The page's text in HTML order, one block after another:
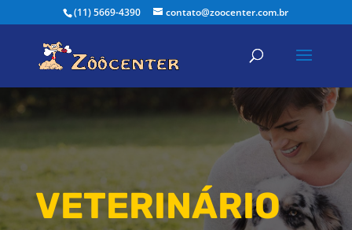
(11) 5669-4390 contato@zoocenter.com.br
VETERINÁRIO